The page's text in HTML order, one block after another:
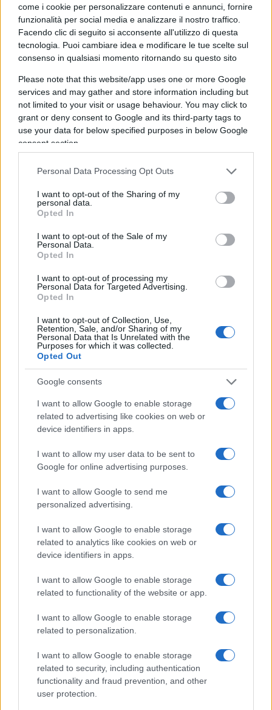
come i cookie per personalizzare contenuti e annunci, fornire
funzionalità per social media e analizzare il nostro traffico.
Facendo clic di seguito si acconsente all'utilizzo di questa
tecnologia. Puoi cambiare idea e modificare le tue scelte sul
consenso in qualsiasi momento ritornando su questo sito
Please note that this website/app uses one or more Google
services and may gather and store information including but
not limited to your visit or usage behaviour. You may click to
grant or deny consent to Google and its third-party tags to
use your data for below specified purposes in below Google
consent section.
Personal Data Processing Opt Outs
I want to opt-out of the Sharing of my
personal data.
Opted In
I want to opt-out of the Sale of my
Personal Data.
Opted In
I want to opt-out of processing my
Personal Data for Targeted Advertising.
Opted In
I want to opt-out of Collection, Use,
Retention, Sale, and/or Sharing of my
Personal Data that Is Unrelated with the
Purposes for which it was collected.
Opted Out
Google consents
I want to allow Google to enable storage
related to advertising like cookies on web or
device identifiers in apps.
I want to allow my user data to be sent to
Google for online advertising purposes.
I want to allow Google to send me
personalized advertising.
I want to allow Google to enable storage
related to analytics like cookies on web or
device identifiers in apps.
I want to allow Google to enable storage
related to functionality of the website or app.
I want to allow Google to enable storage
related to personalization.
I want to allow Google to enable storage
related to security, including authentication
functionality and fraud prevention, and other
user protection.
che da via Solferino stanno iniettando doti di
fantasia per far credere l’operazione più avanzata
di quanto non sia, persino dando spazio a
sondaggi in cui, miracolosamente, da quando
Silvio accetta le profferte di Giuseppi, Fi sarebbe
in ripresa.
Tuttavia non si tratta solo di un’invenzione del fu
giornale della «grande borghesia nazionale». Tutti
non porteranno a nulla. Primo perché
Berlusconi
si è sempre comportato cosi quando si trovava
all’opposizione. Contro i governi del centrosinistra
sentiva che i premier non erano impopolari, la sua
tattica non è mai stata quella dello scontro diretto
ma quella degli ammiccamenti, dei
divide et
impera. Salvo poi infierire la mazzata non appena i
#GIUSEPPE CONTE #SILVIO BERLUSCONI
Pagina
Precedente
PAGINA
SUCCESSIVA
Leggi i commenti
SEDUTE SATIRICHE
Vignetta del 07/08/2026
Tutta la differenza tra Ceuta e
l’emigrazione italiana negli